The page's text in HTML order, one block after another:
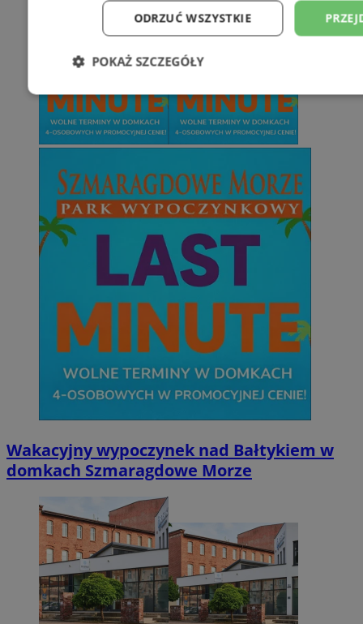
Wakacyjny wypoczynek nad Bałtykiem w
domkach Szmaragdowe Morze
ODRZUĆ WSZYSTKIE
POKAŻ SZCZEGÓŁY
Niezbędne Wydajność
Niezbędne Wydajność
Niezbędne pliki cookie umożliwiają korzystanie z podstawowych
takich jak logowanie użytkownika i zarządzanie kontem. Bez
można prawidłowo korzystać ze strony internetowej.
Provider
Domena
SessID
mojetychy.pl
MvSessID mojetychy.pl
__cf_bm
Cloudflare
Inc.
.x.com